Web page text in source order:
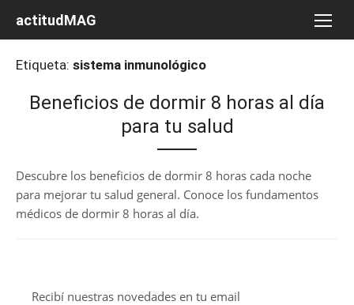
actitudMAG
Etiqueta: sistema inmunológico
Beneficios de dormir 8 horas al día
para tu salud
Descubre los beneficios de dormir 8 horas cada noche
para mejorar tu salud general. Conoce los fundamentos
médicos de dormir 8 horas al día.
Recibí nuestras novedades en tu email